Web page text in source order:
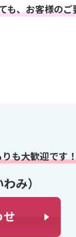
も、お客様の
も大歓迎です
み）